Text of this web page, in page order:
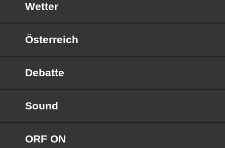
Wetter
Österreich
Debatte
Sound
ORF ON